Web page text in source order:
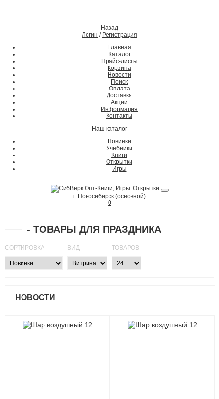
Назад
Логин / Регистрация
Главная
Каталог
Прайс-листы
Корзина
Новости
Поиск
Оплата
Доставка
Акции
Информация
Контакты
Наш каталог
Новинки
Учебники
Книги
Открытки
Игры
г. Новосибирск (основной)
0
- ТОВАРЫ ДЛЯ ПРАЗДНИКА
СОРТИРОВКА ВИД ТОВАРОВ
НОВОСТИ